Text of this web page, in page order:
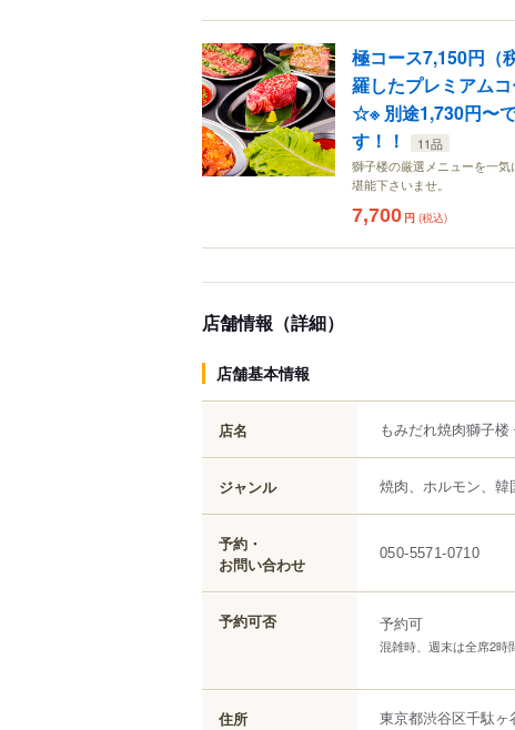
極コース7,150円（
羅したプレミアム
☆※ 別途1,730円〜
す！！
11品
獅子楼の厳選メニューを一
堪能下さいませ。
7,700 円 (税込)
店舗情報（詳細）
店舗基本情報
店名 もみだれ焼肉獅子
ジャンル 焼肉、ホルモン、韓
予約・
お問い合わせ
050-5571-0710
予約可否 予約可
混雑時、週末は全席2時
住所 東京都渋谷区千駄ヶ